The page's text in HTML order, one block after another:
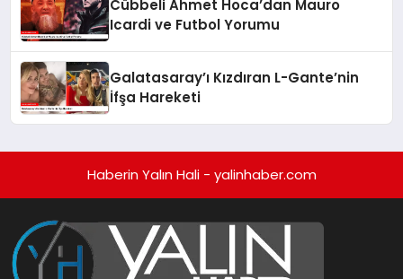
Cübbeli Ahmet Hoca’dan Mauro
Icardi ve Futbol Yorumu
Galatasaray’ı Kızdıran L-Gante’nin
İfşa Hareketi
Haberin Yalın Hali - yalinhaber.com